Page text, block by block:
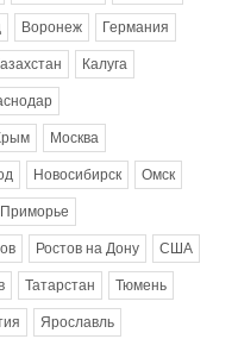
Воронеж Германия
Калуга
Москва
Новосибирск Омск
Приморье
Ростов на Дону США
Татарстан Тюмень
Ярославль